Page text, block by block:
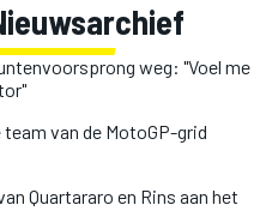
weg: "Voel me
van de MotoGP-grid
Quartararo en Rins aan het